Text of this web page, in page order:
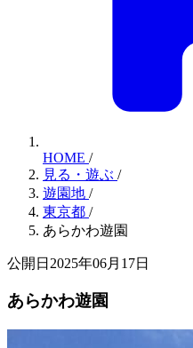
HOME /
見る・遊ぶ /
遊園地 /
東京都 /
あらかわ遊園
公開日2025年06月17日
あらかわ遊園